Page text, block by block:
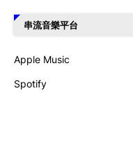
串流音樂平台
Apple Music
Spotify